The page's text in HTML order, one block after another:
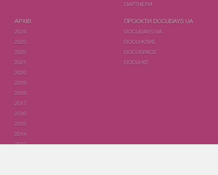
ПАРТНЕРИ
АРХІВ
2024
2023
2022
2021
2020
2019
2018
2017
2016
2015
2014
2013
ПРОЄКТИ DOCUDAYS UA
DOCUDAYS UA
DOCU/КЛУБ
DOCUSPACE
DOCU/ХІТ